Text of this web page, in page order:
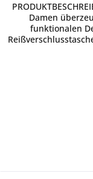
Damen
funktionalen